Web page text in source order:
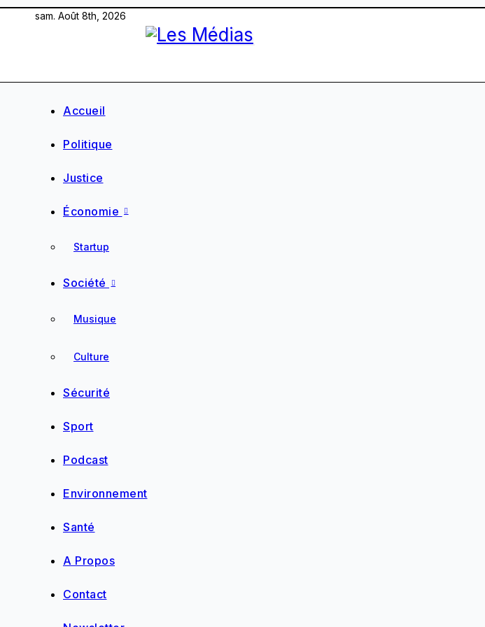
Skip
sam. Août 8th, 2026
Accueil
Politique
Justice
Économie
Startup
Société
Musique
Culture
Sécurité
Sport
Podcast
Environnement
Santé
A Propos
Contact